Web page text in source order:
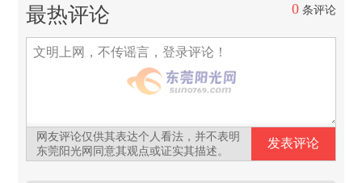
最热评论 0 条评论
网友评论仅供其表达个人看法，并不表明
东莞阳光网同意其观点或证实其描述。